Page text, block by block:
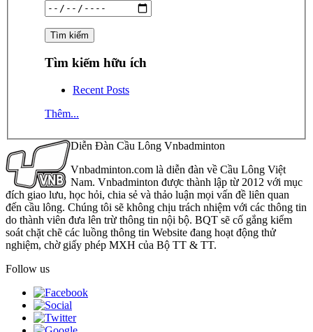
Tìm kiếm hữu ích
Recent Posts
Thêm...
Diễn Đàn Cầu Lông Vnbadminton
Vnbadminton.com là diễn đàn về Cầu Lông Việt
Nam. Vnbadminton được thành lập từ 2012 với mục
đích giao lưu, học hỏi, chia sẻ và thảo luận mọi vấn đề liên quan
đến cầu lông. Chúng tôi sẽ không chịu trách nhiệm với các thông tin
do thành viên đưa lên trừ thông tin nội bộ. BQT sẽ cố gắng kiểm
soát chặt chẽ các luồng thông tin Website đang hoạt động thử
nghiệm, chờ giấy phép MXH của Bộ TT & TT.
Follow us